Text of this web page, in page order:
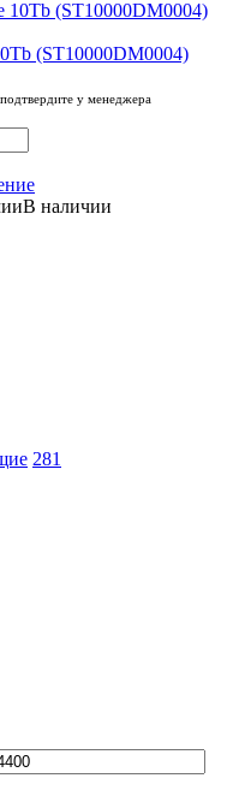
(ST10000DM0004)
у менеджера
В наличии
281